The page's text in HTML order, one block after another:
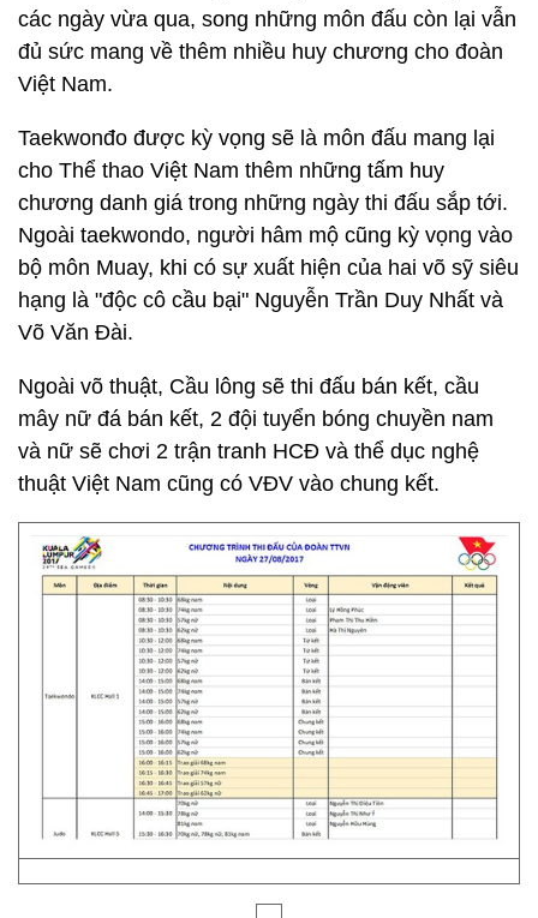
các ngày vừa qua, song những môn đấu còn lại vẫn
đủ sức mang về thêm nhiều huy chương cho đoàn
Việt Nam.
Taekwonđo được kỳ vọng sẽ là môn đấu mang lại
cho Thể thao Việt Nam thêm những tấm huy
chương danh giá trong những ngày thi đấu sắp tới.
Ngoài taekwondo, người hâm mộ cũng kỳ vọng vào
bộ môn Muay, khi có sự xuất hiện của hai võ sỹ siêu
hạng là "độc cô cầu bại" Nguyễn Trần Duy Nhất và
Võ Văn Đài.
Ngoài võ thuật, Cầu lông sẽ thi đấu bán kết, cầu
mây nữ đá bán kết, 2 đội tuyển bóng chuyền nam
và nữ sẽ chơi 2 trận tranh HCĐ và thể dục nghệ
thuật Việt Nam cũng có VĐV vào chung kết.